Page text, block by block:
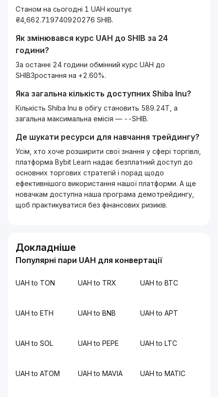
Станом на сьогодні 1 UAH коштує
₴4,662.719740920276 SHIB.
Як змінювався курс UAH до SHIB за 24
години?
За останні 24 години обмінний курс UAH до
SHIBЗростання на +2.60%.
Яка загальна кількість доступних Shiba Inu?
Кількість Shiba Inu в обігу становить 589.24T, а
загальна максимальна емісія — --SHIB.
Де шукати ресурси для навчання трейдингу?
Усім, хто хоче розширити свої знання у сфері торгівлі,
платформа Bybit Learn надає безплатний доступ до
основних торгових стратегій і порад щодо
ефективнішого використання нашої платформи. А ще
новачкам доступна наша програма демотрейдингу,
щоб практикуватися без фінансових ризиків.
Докладніше
Популярні пари UAH для конвертації
UAH to TON UAH to TRX UAH to BTC
UAH to ETH UAH to BNB UAH to APT
UAH to SOL UAH to PEPE UAH to LTC
UAH to ATOM UAH to MAVIA UAH to MATIC